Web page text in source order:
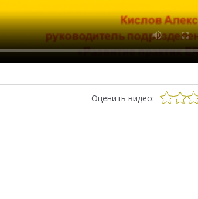
Оценить видео: